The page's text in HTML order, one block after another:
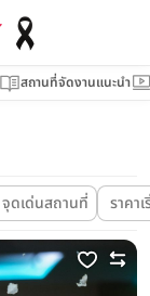
สถานที่จัดงานแนะนำ
จุดเด่นสถานที่ ราคา